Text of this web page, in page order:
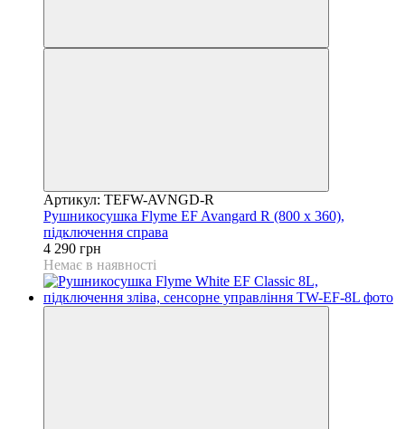
Артикул: TEFW-AVNGD-R
Рушникосушка Flyme EF Avangard R (800 х 360),
підключення справа
4 290 грн
Немає в наявності